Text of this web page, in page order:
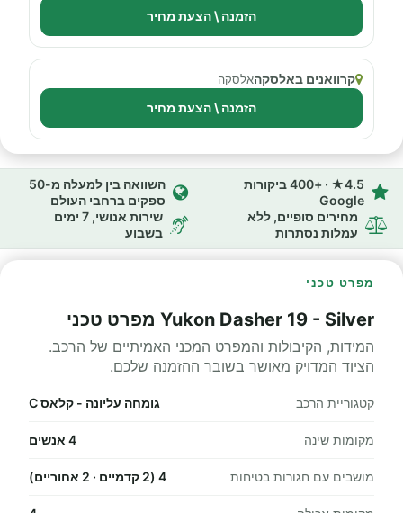
הזמנה \ הצעת מחיר
קרוואנים באלסקהאלסקה
הזמנה \ הצעת מחיר
4.5★ · +400 ביקורות
Google
השוואה בין למעלה מ-50
ספקים ברחבי העולם
מחירים סופיים, ללא
עמלות נסתרות
שירות אנושי, 7 ימים
בשבוע
מפרט טכני
Yukon Dasher 19 - Silver מפרט טכני
המידות, הקיבולות והמפרט המכני האמיתיים של הרכב.
הציוד המדויק מאושר בשובר ההזמנה שלכם.
קטגוריית הרכב גומחה עליונה - קלאס C
מקומות שינה 4 אנשים
מושבים עם חגורות בטיחות 4 (2 קדמיים · 2 אחוריים)